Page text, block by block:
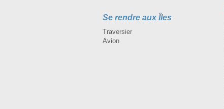
Se rendre aux Îles
Traversier
Avion